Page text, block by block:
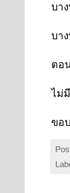
บา
บา
ตอ
ไม่
ขอ